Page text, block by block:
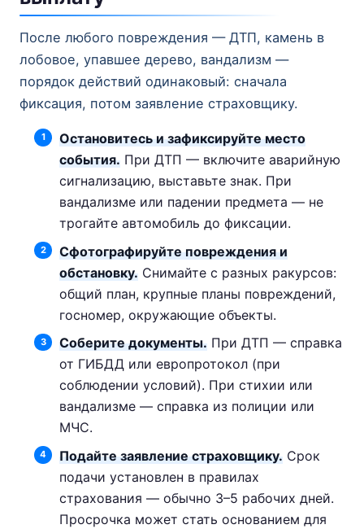
После любого повреждения — ДТП, камень в
лобовое, упавшее дерево, вандализм —
порядок действий одинаковый: сначала
фиксация, потом заявление страховщику.
Остановитесь и зафиксируйте место
события.При ДТП — включите аварийную
сигнализацию, выставьте знак. При
вандализме или падении предмета — не
трогайте автомобиль до фиксации.
Сфотографируйте повреждения и
обстановку.Снимайте с разных ракурсов:
общий план, крупные планы повреждений,
госномер, окружающие объекты.
Соберите документы.При ДТП — справка
от ГИБДД или европротокол (при
соблюдении условий). При стихии или
вандализме — справка из полиции или
МЧС.
Подайте заявление страховщику.Срок
подачи установлен в правилах
страхования — обычно 3–5 рабочих дней.
Просрочка может стать основанием для